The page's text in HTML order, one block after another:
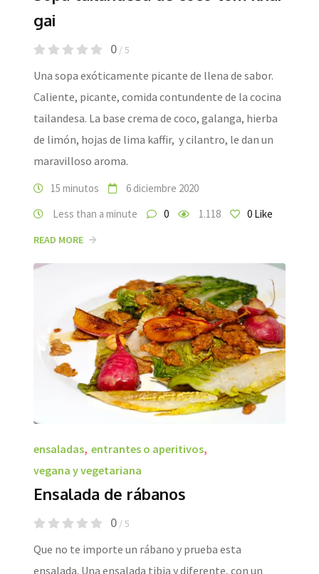
gai
0 / 5
Una sopa exóticamente picante de llena de sabor.
Caliente, picante, comida contundente de la cocina
tailandesa. La base crema de coco, galanga, hierba
de limón, hojas de lima kaffir, y cilantro, le dan un
maravilloso aroma.
15 minutos
6 diciembre 2020
Less than a minute
0 1.118 0 Like
READ MORE
ensaladas, entrantes o aperitivos,
vegana y vegetariana
Ensalada de rábanos
0 / 5
Que no te importe un rábano y prueba esta
ensalada. Una ensalada tibia y diferente, con un